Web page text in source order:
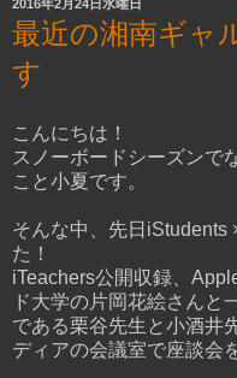
2016年2月24日水曜日
最近の湘南ギャ
す
こんにちは！
スノーボードシーズンで
こと小夏です。
そんな中、先日iStudents
た！
iTeachers公開収録、
ド大学の片岡花絵さんと
である栗谷先生と小酒井
ディアの会議室で座談会